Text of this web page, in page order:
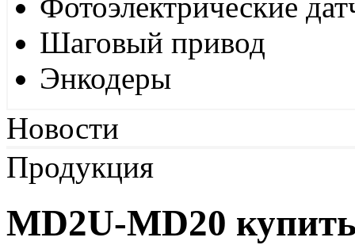
Шаговый привод
Энкодеры
Новости
Продукция
MD2U-MD20